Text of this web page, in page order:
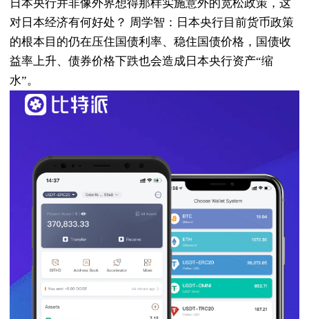
日本央行并非像外界想得那样实施意外的宽松政策，这
对日本经济有何好处？ 周学智：日本央行目前货币政策
的根本目的仍在压住国债利率、稳住国债价格，国债收
益率上升、债券价格下跌也会造成日本央行资产“缩
水”。